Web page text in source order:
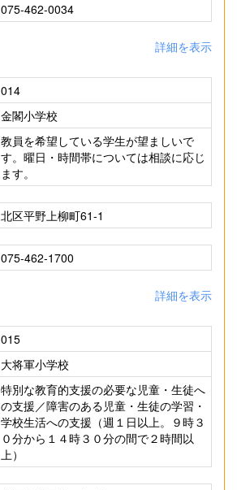
075-462-0034
詳細を表示
014
金閣小学校
教員を希望している学生が望ましいで
す。曜日・時間帯については相談に応じ
ます。
北区平野上柳町61-1
075-462-1700
詳細を表示
015
大将軍小学校
特別な教育的支援の必要な児童・生徒へ
の支援／障害のある児童・生徒の学習・
学校生活への支援（週１日以上。９時３
０分から１４時３０分の間で２時間以
上）